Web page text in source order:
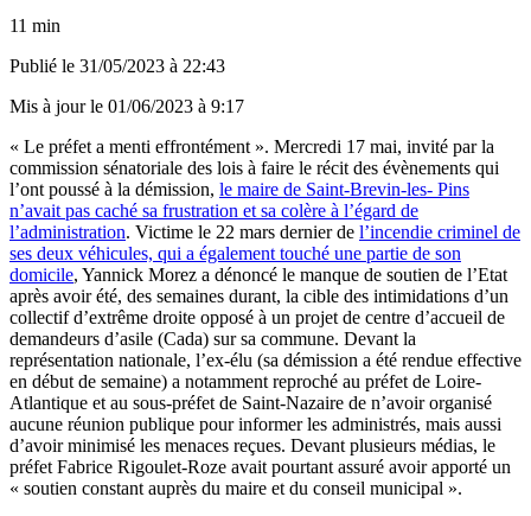
11 min
Publié le 31/05/2023 à 22:43
Mis à jour le 01/06/2023 à 9:17
« Le préfet a menti effrontément ». Mercredi 17 mai, invité par la
commission sénatoriale des lois à faire le récit des évènements qui
l’ont poussé à la démission, le maire de Saint-Brevin-les- Pins
n’avait pas caché sa frustration et sa colère à l’égard de
l’administration. Victime le 22 mars dernier de l’incendie criminel de
ses deux véhicules, qui a également touché une partie de son
domicile, Yannick Morez a dénoncé le manque de soutien de l’Etat
après avoir été, des semaines durant, la cible des intimidations d’un
collectif d’extrême droite opposé à un projet de centre d’accueil de
demandeurs d’asile (Cada) sur sa commune. Devant la
représentation nationale, l’ex-élu (sa démission a été rendue effective
en début de semaine) a notamment reproché au préfet de Loire-
Atlantique et au sous-préfet de Saint-Nazaire de n’avoir organisé
aucune réunion publique pour informer les administrés, mais aussi
d’avoir minimisé les menaces reçues. Devant plusieurs médias, le
préfet Fabrice Rigoulet-Roze avait pourtant assuré avoir apporté un
« soutien constant auprès du maire et du conseil municipal ».